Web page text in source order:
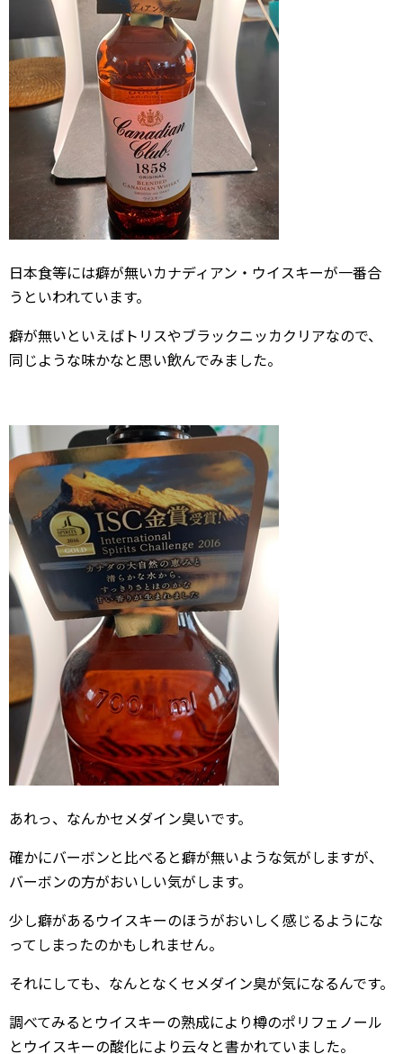
日本食等には癖が無いカナディアン・ウイスキーが一番合
うといわれています。
癖が無いといえばトリスやブラックニッカクリアなので、
同じような味かなと思い飲んでみました。
あれっ、なんかセメダイン臭いです。
確かにバーボンと比べると癖が無いような気がしますが、
バーボンの方がおいしい気がします。
少し癖があるウイスキーのほうがおいしく感じるようにな
ってしまったのかもしれません。
それにしても、なんとなくセメダイン臭が気になるんです。
調べてみるとウイスキーの熟成により樽のポリフェノール
とウイスキーの酸化により云々と書かれていました。